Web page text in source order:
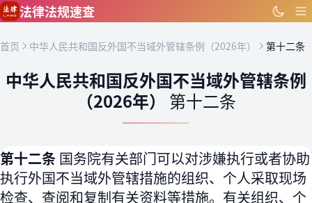
跳到主要内容
法律法规速查
首页 中华人民共和国反外国不当域外管辖条例（2026年） 第十二条
中华人民共和国反外国不当域外管辖条例
（2026年） 第十二条
第十二条 国务院有关部门可以对涉嫌执行或者协助
执行外国不当域外管辖措施的组织、个人采取现场
检查、查阅和复制有关资料等措施。有关组织、个